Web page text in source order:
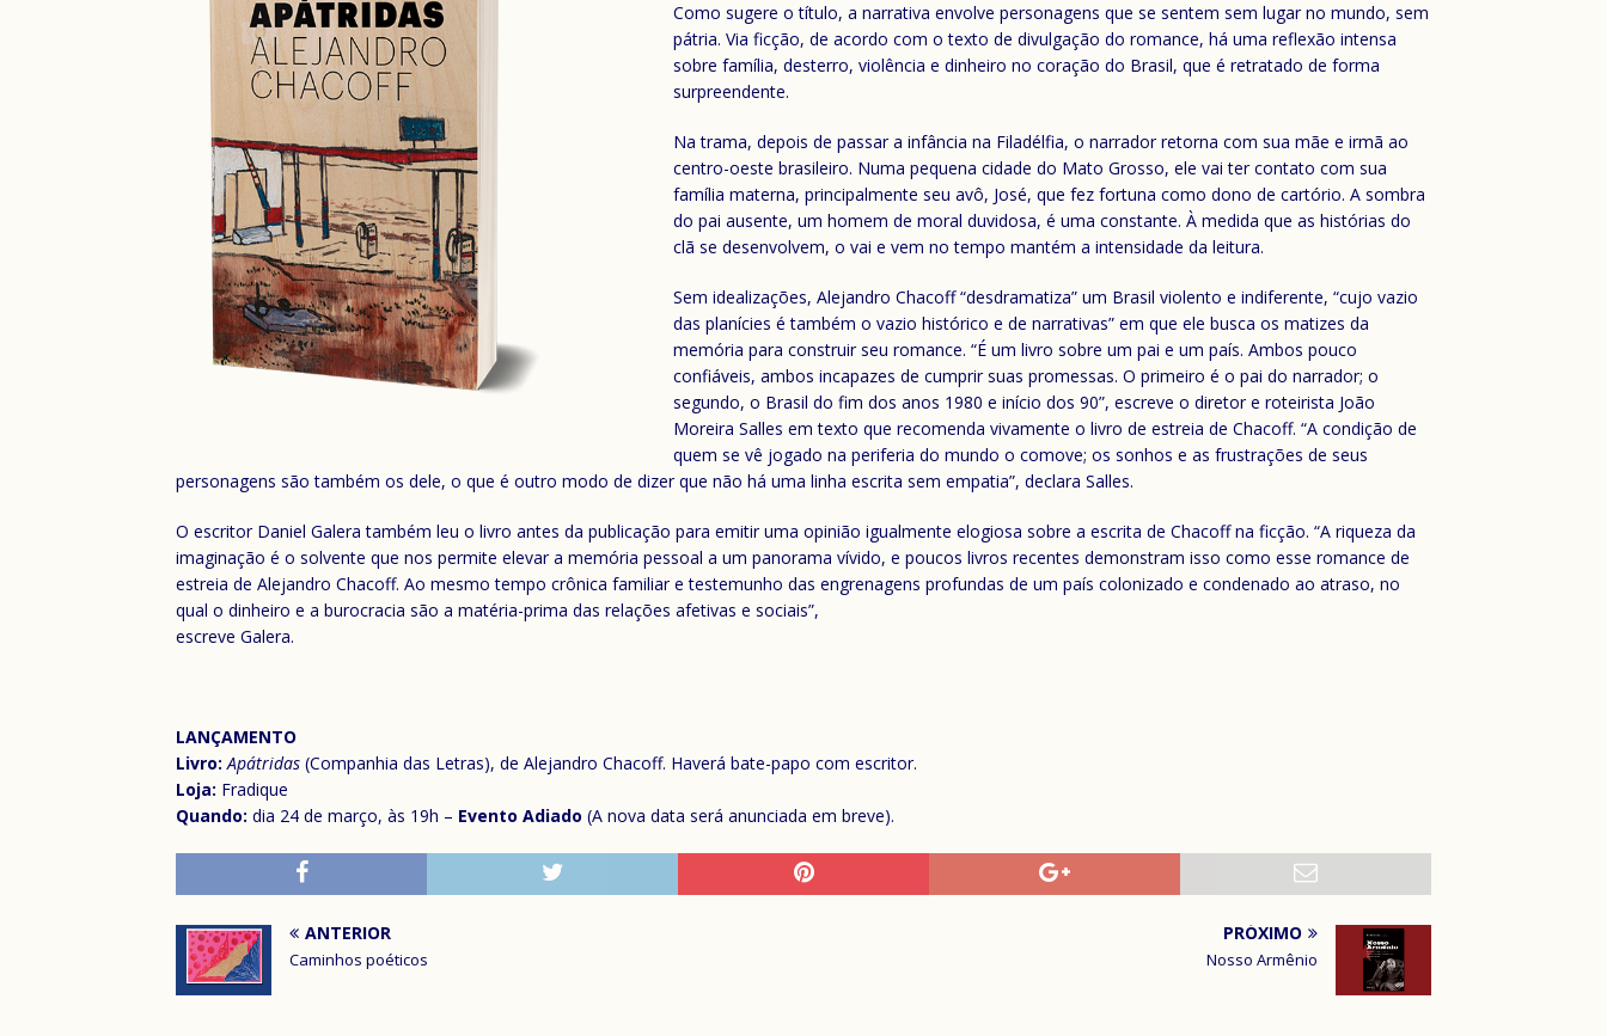
Como sugere o título, a narrativa envolve personagens que se sentem sem lugar no mundo, sem
pátria. Via ficção, de acordo com o texto de divulgação do romance, há uma reflexão intensa
sobre família, desterro, violência e dinheiro no coração do Brasil, que é retratado de forma
surpreendente.
Na trama, depois de passar a infância na Filadélfia, o narrador retorna com sua mãe e irmã ao
centro-oeste brasileiro. Numa pequena cidade do Mato Grosso, ele vai ter contato com sua
família materna, principalmente seu avô, José, que fez fortuna como dono de cartório. A sombra
do pai ausente, um homem de moral duvidosa, é uma constante. À medida que as histórias do
clã se desenvolvem, o vai e vem no tempo mantém a intensidade da leitura.
Sem idealizações, Alejandro Chacoff “desdramatiza” um Brasil violento e indiferente, “cujo vazio
das planícies é também o vazio histórico e de narrativas” em que ele busca os matizes da
memória para construir seu romance. “É um livro sobre um pai e um país. Ambos pouco
confiáveis, ambos incapazes de cumprir suas promessas. O primeiro é o pai do narrador; o
segundo, o Brasil do fim dos anos 1980 e início dos 90”, escreve o diretor e roteirista João
Moreira Salles em texto que recomenda vivamente o livro de estreia de Chacoff. “A condição de
quem se vê jogado na periferia do mundo o comove; os sonhos e as frustrações de seus
personagens são também os dele, o que é outro modo de dizer que não há uma linha escrita sem empatia”, declara Salles.
O escritor Daniel Galera também leu o livro antes da publicação para emitir uma opinião igualmente elogiosa sobre a escrita de Chacoff na ficção. “A riqueza da
imaginação é o solvente que nos permite elevar a memória pessoal a um panorama vívido, e poucos livros recentes demonstram isso como esse romance de
estreia de Alejandro Chacoff. Ao mesmo tempo crônica familiar e testemunho das engrenagens profundas de um país colonizado e condenado ao atraso, no
qual o dinheiro e a burocracia são a matéria-prima das relações afetivas e sociais”,
escreve Galera.
LANÇAMENTO
Livro: Apátridas (Companhia das Letras), de Alejandro Chacoff. Haverá bate-papo com escritor.
Loja: Fradique
Quando: dia 24 de março, às 19h – Evento Adiado (A nova data será anunciada em breve).
ANTERIOR
Caminhos poéticos
PRÓXIMO
Nosso Armênio